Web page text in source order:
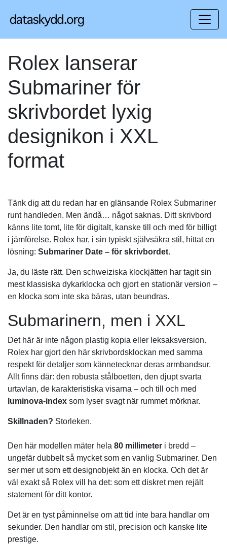
Rolex lanserar
Submariner för
skrivbordet lyxig
designikon i XXL
format
Tänk dig att du redan har en glänsande Rolex Submariner
runt handleden. Men ändå… något saknas. Ditt skrivbord
känns lite tomt, lite för digitalt, kanske till och med för billigt
i jämförelse. Rolex har, i sin typiskt självsäkra stil, hittat en
lösning: Submariner Date – för skrivbordet.
Ja, du läste rätt. Den schweiziska klockjätten har tagit sin
mest klassiska dykarklocka och gjort en stationär version –
en klocka som inte ska bäras, utan beundras.
Submarinern, men i XXL
Det här är inte någon plastig kopia eller leksaksversion.
Rolex har gjort den här skrivbordsklockan med samma
respekt för detaljer som kännetecknar deras armbandsur.
Allt finns där: den robusta stålboetten, den djupt svarta
urtavlan, de karakteristiska visarna – och till och med
luminova-index som lyser svagt när rummet mörknar.
Skillnaden? Storleken.
Den här modellen mäter hela 80 millimeter i bredd –
ungefär dubbelt så mycket som en vanlig Submariner. Den
ser mer ut som ett designobjekt än en klocka. Och det är
väl exakt så Rolex vill ha det: som ett diskret men rejält
statement för ditt kontor.
Det är en tyst påminnelse om att tid inte bara handlar om
sekunder. Den handlar om stil, precision och kanske lite
prestige.